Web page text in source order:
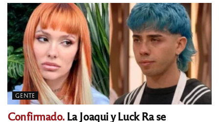
GENTE
Confirmado.La Joaqui y Luck Ra se